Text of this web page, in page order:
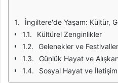
İngiltere'de Yaşam: Kültür,
Kültürel Zenginlikler
Gelenekler ve Festivaller
Günlük Hayat ve
Sosyal Hayat ve İletişim